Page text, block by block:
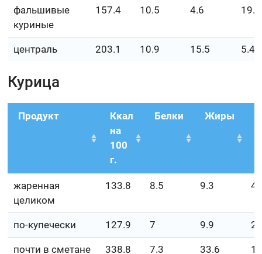
фальшивые
куриные
157.4 10.5 4.6 19.8
централь 203.1 10.9 15.5 5.4
Курица
Продукт
Ккал
на
100
г.
Белки Жиры
жаренная
целиком
133.8 8.5 9.3
по-купечески 127.9 7 9.9
почти в сметане 338.8 7.3 33.6